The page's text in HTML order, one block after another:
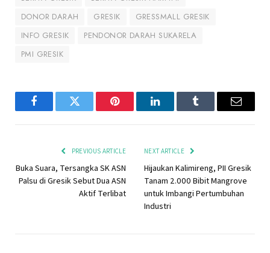
DONOR DARAH
GRESIK
GRESSMALL GRESIK
INFO GRESIK
PENDONOR DARAH SUKARELA
PMI GRESIK
FacebookTwitter Pinterest LinkedInTumblr Email
PREVIOUS ARTICLE
Buka Suara, Tersangka SK ASN
Palsu di Gresik Sebut Dua ASN
Aktif Terlibat
NEXT ARTICLE
Hijaukan Kalimireng, PII Gresik
Tanam 2.000 Bibit Mangrove
untuk Imbangi Pertumbuhan
Industri